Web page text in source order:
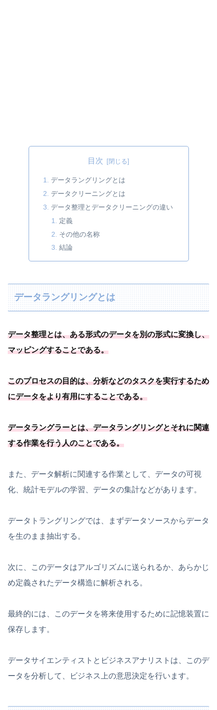
目次
データラングリングとは
データクリーニングとは
データ整理とデータクリーニングの違い
定義
その他の名称
結論
データラングリングとは
データ整理とは、ある形式のデータを別の形式に変換し、
マッピングすることである。
このプロセスの目的は、分析などのタスクを実行するため
にデータをより有用にすることである。
データラングラーとは、データラングリングとそれに関連
する作業を行う人のことである。
また、データ解析に関連する作業として、データの可視
化、統計モデルの学習、データの集計などがあります。
データトラングリングでは、まずデータソースからデータ
を生のまま抽出する。
次に、このデータはアルゴリズムに送られるか、あらかじ
め定義されたデータ構造に解析される。
最終的には、このデータを将来使用するために記憶装置に
保存します。
データサイエンティストとビジネスアナリストは、このデ
ータを分析して、ビジネス上の意思決定を行います。